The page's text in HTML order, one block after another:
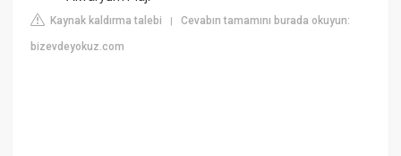
Kaynak kaldırma talebi |Cevabın tamamını burada okuyun:
bizevdeyokuz.com